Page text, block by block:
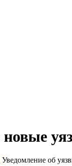
Уведомление об